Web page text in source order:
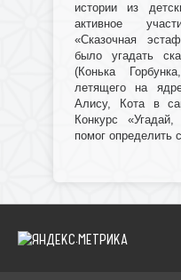
истории из
активное
«Сказочная
было угадать
(Конька
летящего на
Алису, Кота в
Конкурс
помог определить